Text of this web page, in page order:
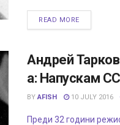
READ MORE
Андрей
а: Напускам
BY AFISH 10 JULY 2016
Преди 32 години